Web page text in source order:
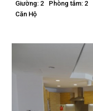
Giường: 2 Phòng tắm: 2
Căn Hộ